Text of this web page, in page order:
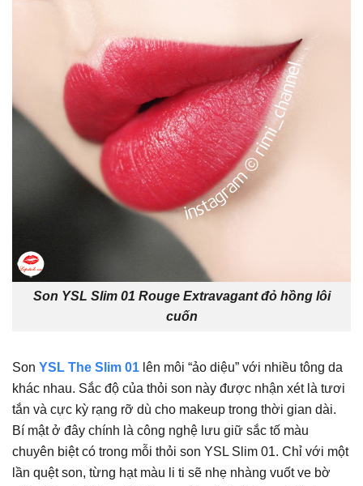
Son YSL Slim 01 Rouge Extravagant đỏ hồng lôi
cuốn
Son YSL The Slim 01 lên môi “ảo diệu” với nhiều tông da
khác nhau. Sắc độ của thỏi son này được nhận xét là tươi
tắn và cực kỳ rạng rỡ dù cho makeup trong thời gian dài.
Bí mật ở đây chính là công nghệ lưu giữ sắc tố màu
chuyên biệt có trong mỗi thỏi son YSL Slim 01. Chỉ với một
lần quệt son, từng hạt màu li ti sẽ nhẹ nhàng vuốt ve bờ